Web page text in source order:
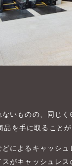
ないものの、同
を手に取ることが
によるキャッシ
がキャッシュレ